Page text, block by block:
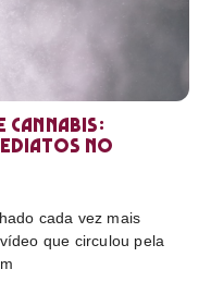
cannabis:
no
cada vez mais
que circulou pela